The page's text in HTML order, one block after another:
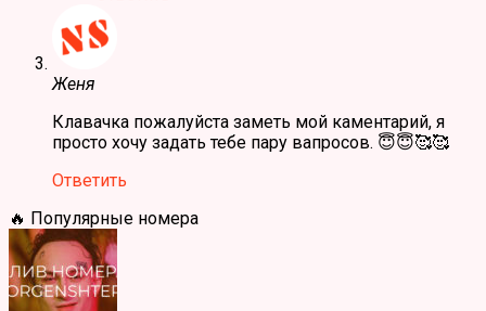
Женя
Клавачка пожалуйста заметь мой каментарий, я
просто хочу задать тебе пару вапросов. 😇😇🥰🥰
Ответить
🔥 Популярные номера